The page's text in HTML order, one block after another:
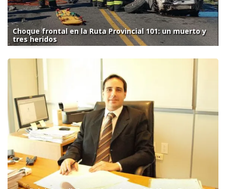
Choque frontal en la Ruta Provincial 101: un muerto y
tres heridos